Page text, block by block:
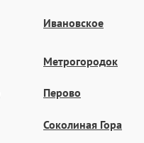
Ивановское
Метрогородок
Перово
Соколиная Гора